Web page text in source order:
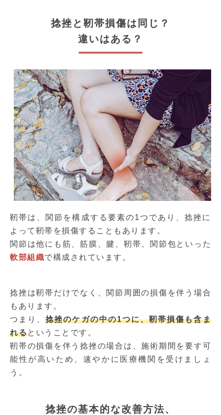
捻挫と靭帯損傷は同じ？
違いはある？
靭帯は、関節を構成する要素の1つであり、捻挫に
よって靭帯を損傷することもあります。
関節は他にも筋、筋膜、腱、靭帯、関節包といった
軟部組織で構成されています。
捻挫は靭帯だけでなく、関節周囲の損傷を伴う場合
もあります。
つまり、捻挫のケガの中の1つに、靭帯損傷も含ま
れるということです。
靭帯の損傷を伴う捻挫の場合は、施術期間を要す可
能性が高いため、速やかに医療機関を受けましょ
う。
捻挫の基本的な改善方法、